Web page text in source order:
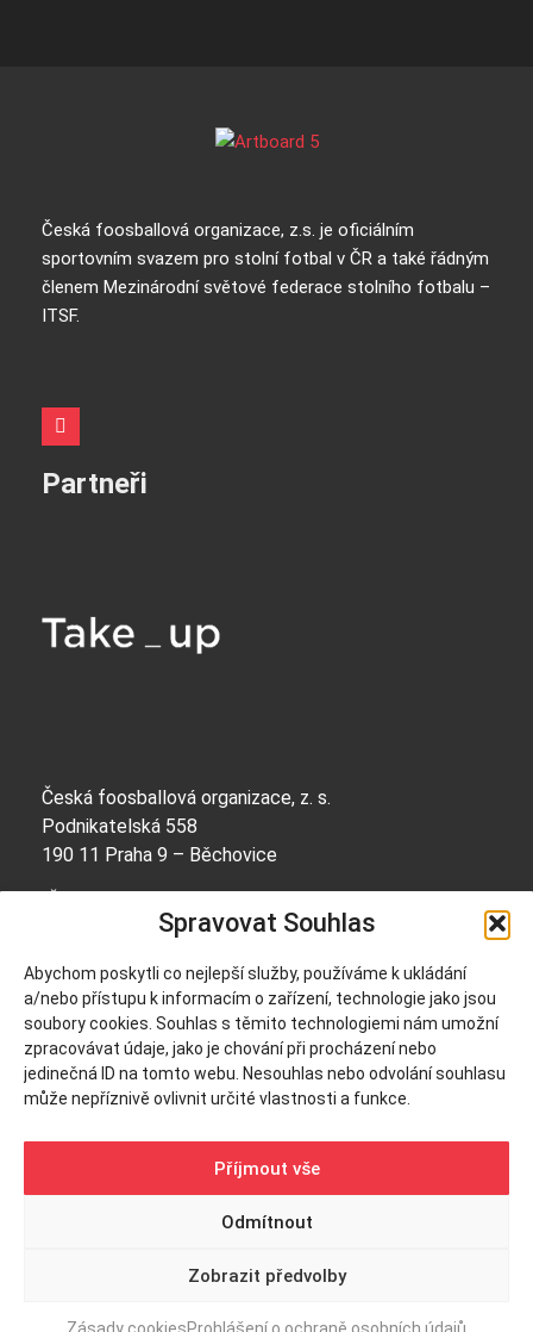
Spravovat Souhlas
Abychom poskytli co nejlepší služby, používáme k ukládání
a/nebo přístupu k informacím o zařízení, technologie jako jsou
soubory cookies. Souhlas s těmito technologiemi nám umožní
zpracovávat údaje, jako je chování při procházení nebo
jedinečná ID na tomto webu. Nesouhlas nebo odvolání souhlasu
může nepříznivě ovlivnit určité vlastnosti a funkce.
Příjmout vše
Odmítnout
Zobrazit předvolby
Česká foosballová organizace, z.s. je oficiálním
sportovním svazem pro stolní fotbal v ČR a také řádným
členem Mezinárodní světové federace stolního fotbalu –
ITSF.
Partneři
Česká foosballová organizace, z. s.
Podnikatelská 558
190 11 Praha 9 – Běchovice
2600284501/2010
info@cfo.cz
+420 604 252 314
staráSoftmedia